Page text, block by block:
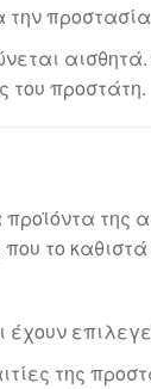
την
αισθητά.
του προστάτη.
της
που το
της